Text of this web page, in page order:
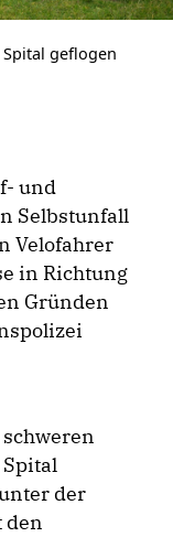
geflogen
und
Selbstunfall
Velofahrer
in Richtung
Gründen
der
den